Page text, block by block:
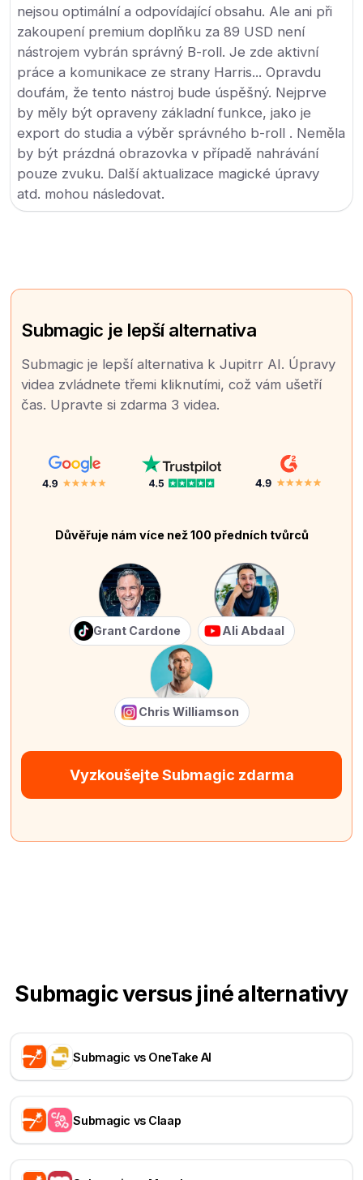
nejsou optimální a odpovídající obsahu. Ale ani při
zakoupení premium doplňku za 89 USD není
nástrojem vybrán správný B-roll. Je zde aktivní
práce a komunikace ze strany Harris... Opravdu
doufám, že tento nástroj bude úspěšný. Nejprve
by měly být opraveny základní funkce, jako je
export do studia a výběr správného b-roll . Neměla
by být prázdná obrazovka v případě nahrávání
pouze zvuku. Další aktualizace magické úpravy
atd. mohou následovat.
Submagic je lepší alternativa
Submagic je lepší alternativa k Jupitrr AI. Úpravy
videa zvládnete třemi kliknutími, což vám ušetří
čas. Upravte si zdarma 3 videa.
Důvěřuje nám více než 100 předních tvůrců
Grant Cardone Ali Abdaal
Chris Williamson
Vyzkoušejte Submagic zdarma
Submagic versus jiné alternativy
Submagic vs OneTake AI
Submagic vs Claap